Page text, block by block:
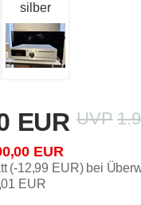
silber
EUR
EUR
(-12,99 EUR) bei
EUR